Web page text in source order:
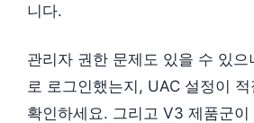
니다.
관리자 권한 문제도 있을 수 있으
로 로그인했는지, UAC 설정이
확인하세요. 그리고 V3 제품군이